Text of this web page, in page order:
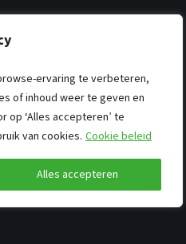
ervaring te verbeteren,
of inhoud weer te geven en
op ‘Alles accepteren’ te
van cookies. Cookie beleid
Alles accepteren